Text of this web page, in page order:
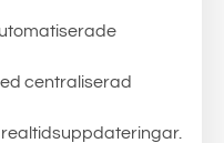
centraliserad